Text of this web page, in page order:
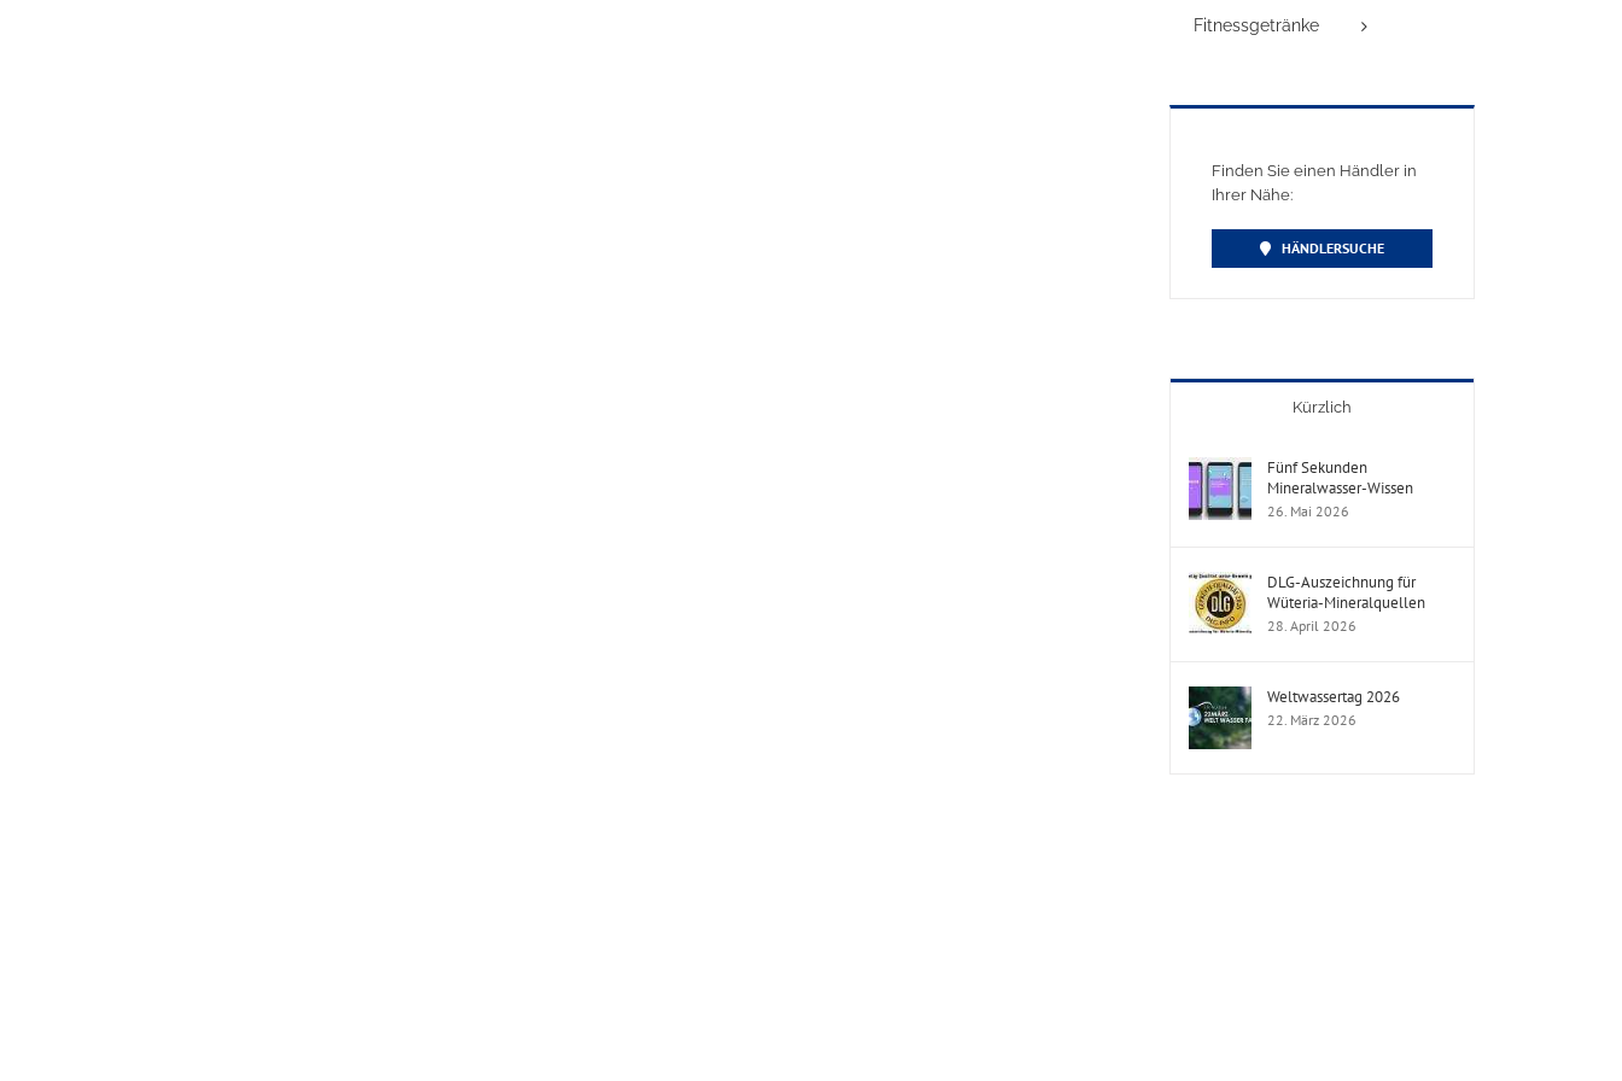
Fitnessgetränke
Finden Sie einen Händler in
Ihrer Nähe:
HÄNDLERSUCHE
Kürzlich
Fünf Sekunden
Mineralwasser-Wissen
26. Mai 2026
DLG-Auszeichnung für
Wüteria-Mineralquellen
28. April 2026
Weltwassertag 2026
22. März 2026